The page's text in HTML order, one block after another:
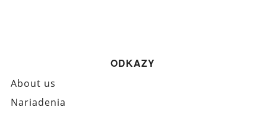
ODKAZY
About us
Nariadenia